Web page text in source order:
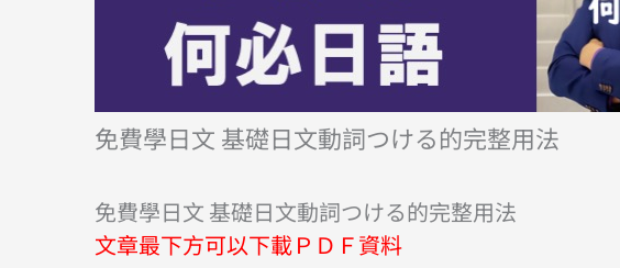
免費學日文 基礎日文動詞つける的完整用法
免費學日文 基礎日文動詞つける的完整用法
文章最下方可以下載ＰＤＦ資料